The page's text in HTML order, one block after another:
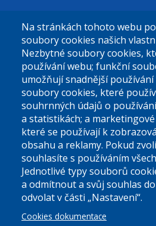
El. podatelna (bez el.
podatelna@praha9.cz
Úřední dny:
Po a St: 08.00-12.00;
Úřední hodiny
Na stránkách tohoto webu
soubory cookies našich
Nezbytné soubory cookies,
používání webu; funkční
umožňují snadnější
soubory cookies, které
souhrnných údajů o
a statistikách; a
které se používají k
obsahu a reklamy. Pokud
souhlasíte s používáním
Jednotlivé typy souborů
a odmítnout a svůj souhlas
odvolat v části „Nastavení“.
Cookies dokumentace